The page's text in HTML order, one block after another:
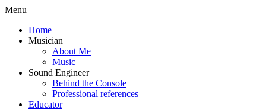
Menu
Home
Musician
About Me
Music
Sound Engineer
Behind the Console
Professional references
Educator